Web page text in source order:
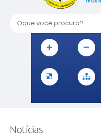
Oque você procura?
Notícias